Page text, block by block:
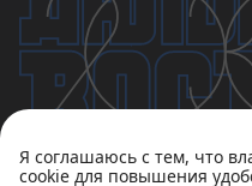
Я соглашаюсь с тем, что
cookie для повышения